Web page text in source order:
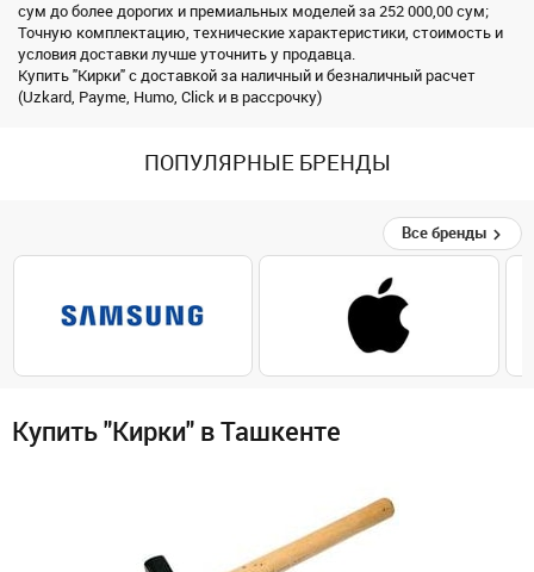
сум до более дорогих и премиальных моделей за 252 000,00 сум;
Точную комплектацию, технические характеристики, стоимость и
условия доставки лучше уточнить у продавца.
Купить "Кирки" с доставкой за наличный и безналичный расчет
(Uzkard, Payme, Humo, Click и в рассрочку)
ПОПУЛЯРНЫЕ БРЕНДЫ
Все бренды
Купить "Кирки" в Ташкенте